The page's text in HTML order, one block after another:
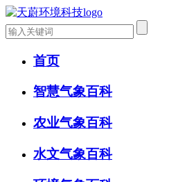
首页
智慧气象百科
农业气象百科
水文气象百科